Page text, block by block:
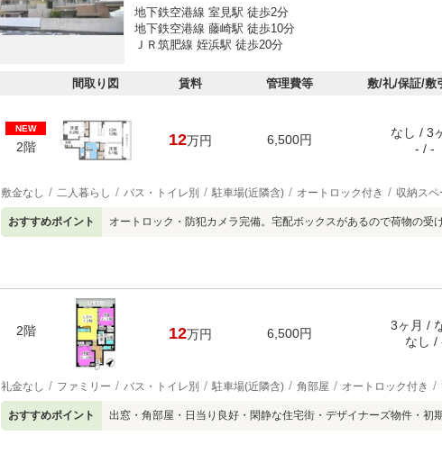
地下鉄空港線 室見駅 徒歩2分
地下鉄空港線 藤崎駅 徒歩10分
ＪＲ筑肥線 姪浜駅 徒歩20分
間取り図 賃料 管理費等 敷/礼/保証/敷
NEW
2階 12万円 6,500円
なし / 3
- / -
敷金なし 二人暮らし バス・トイレ別 駐車場(近隣含) オートロック付き 収納スペ
おすすめポイント オートロック・防犯カメラ完備。宅配ボックスがあるので荷物の受
2階 12万円 6,500円
3ヶ月 /
なし /
礼金なし ファミリー バス・トイレ別 駐車場(近隣含) 角部屋 オートロック付き
おすすめポイント 出窓・角部屋・日当り良好・閑静な住宅街・デザイナーズ物件・初